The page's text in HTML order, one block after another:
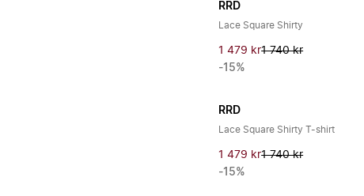
RRD
Lace Square Shirty
1 479 kr1 740 kr
-15%
RRD
Lace Square Shirty T-shirt
1 479 kr1 740 kr
-15%